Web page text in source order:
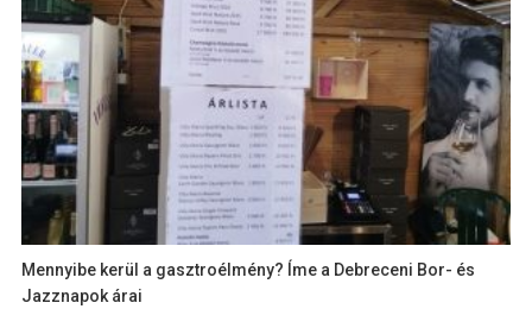
Mennyibe kerül a gasztroélmény? Íme a Debreceni Bor- és
Jazznapok árai